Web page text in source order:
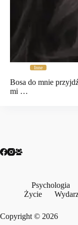
Inne
Bosa do mnie
mi …
Psychologia
Życie
Copyright © 2026